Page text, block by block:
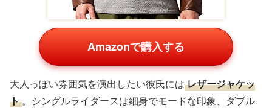
Amazonで購入する
大人っぽい雰囲気を演出したい彼氏には レザージャケッ
ト 。シングルライダースは細身でモードな印象、ダブル